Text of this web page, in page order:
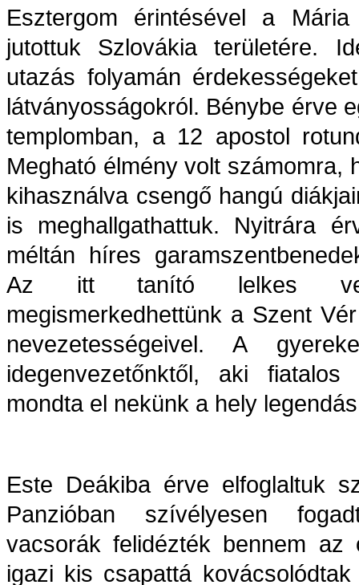
Esztergom érintésével a
jutottuk Szlovákia területére.
utazás folyamán
látványosságokról. Bénybe érve
templomban, a 12 apostol
Megható élmény volt számomra,
kihasználva csengő hangú
is meghallgathattuk. Nyitrára
méltán híres
Az itt tanító lelkes
megismerkedhettünk a Szent
nevezetességeivel. A
idegenvezetőnktől, aki fiatalos
mondta el nekünk a hely
Este Deákiba érve elfoglaltuk
Panzióban szívélyesen
vacsorák felidézték bennem
igazi kis csapattá